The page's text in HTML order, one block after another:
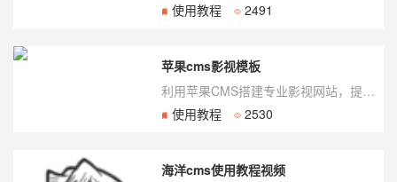
使用教程
2491
苹果cms影视模板
利用苹果CMS搭建专业影视网站，提升用户观影品质什么是苹果CMS影视模板？苹果CMS...
使用教程
2530
海洋cms使用教程视频